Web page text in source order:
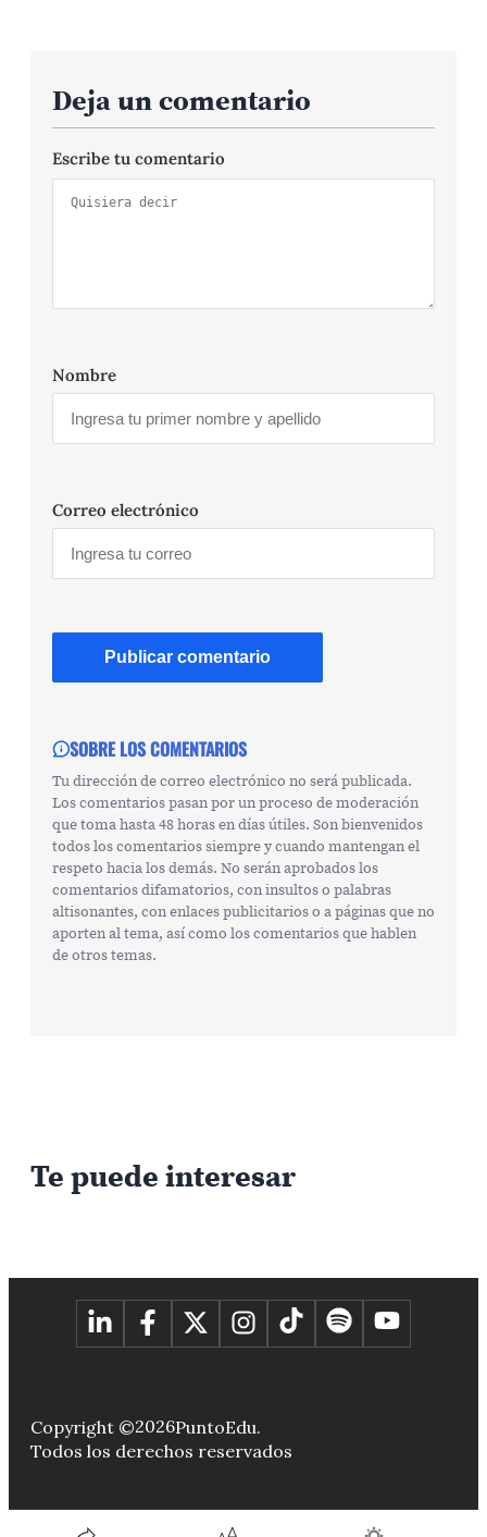
Deja un comentario
Escribe tu comentario
Nombre
Correo electrónico
SOBRE LOS COMENTARIOS
Tu dirección de correo electrónico no será publicada.
Los comentarios pasan por un proceso de moderación
que toma hasta 48 horas en días útiles. Son bienvenidos
todos los comentarios siempre y cuando mantengan el
respeto hacia los demás. No serán aprobados los
comentarios difamatorios, con insultos o palabras
altisonantes, con enlaces publicitarios o a páginas que no
aporten al tema, así como los comentarios que hablen
de otros temas.
Te puede interesar
Copyright ©2026PuntoEdu.
Todos los derechos reservados